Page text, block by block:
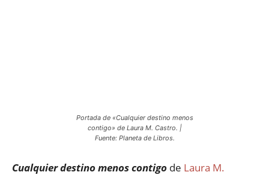
Portada de «Cualquier destino menos
contigo» de Laura M. Castro. |
Fuente: Planeta de Libros.
Cualquier destino menos contigo de Laura M.